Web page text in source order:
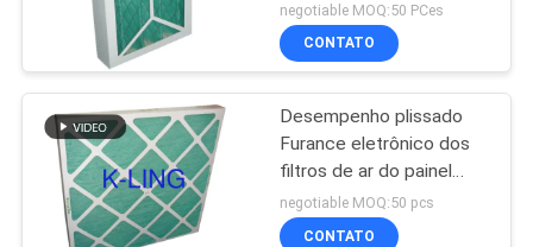
Quarto desinfetado
de Softwall
da eficiência elevada G4
negotiable MOQ:50 PCes
CONTATO
Desempenho plissado
Furance eletrônico dos
filtros de ar do painel
com quadro G4 do
cartão
negotiable MOQ:50 pcs
CONTATO